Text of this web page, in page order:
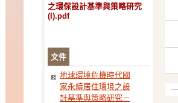
之環保設計基準與策略研究
(I).pdf
文件
地球環境危機時代國
家永續居住環境之設
計基準與策略研究－